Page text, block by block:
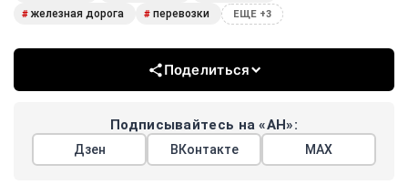
# железная дорога # перевозки ЕЩЕ +3
Поделиться
Подписывайтесь на «АН»:
Дзен ВКонтакте МАХ